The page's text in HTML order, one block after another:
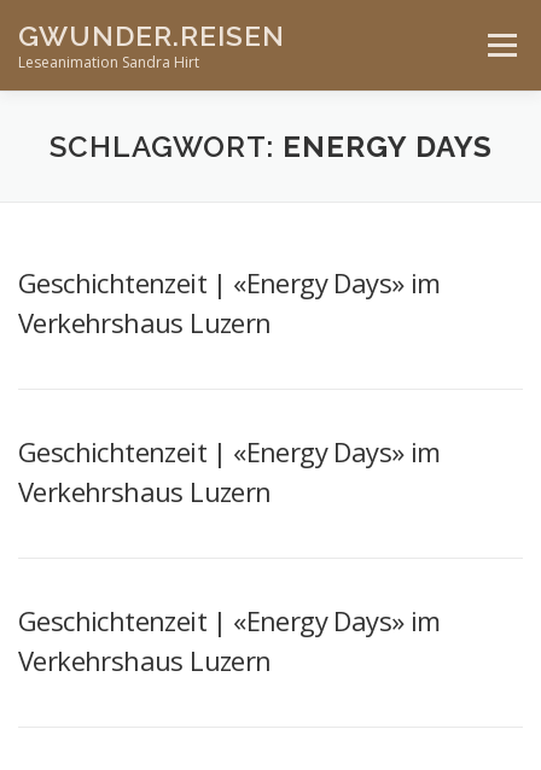
content
GWUNDER.REISEN
Leseanimation Sandra Hirt
Menu
ANGEBOTE UNTERWEGS… KONTAKT
SCHLAGWORT: ENERGY DAYS
Geschichtenzeit | «Energy Days» im
Verkehrshaus Luzern
Geschichtenzeit | «Energy Days» im
Verkehrshaus Luzern
Geschichtenzeit | «Energy Days» im
Verkehrshaus Luzern